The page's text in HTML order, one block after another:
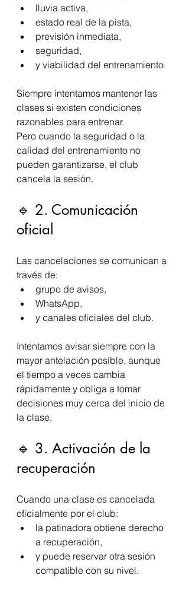
lluvia activa,
estado real de la pista,
previsión inmediata,
seguridad,
y viabilidad del entrenamiento.
Siempre intentamos mantener las
clases si existen condiciones
razonables para entrenar.
Pero cuando la seguridad o la
calidad del entrenamiento no
pueden garantizarse, el club
cancela la sesión.
🔹 2. Comunicación
oficial
Las cancelaciones se comunican a
través de:
grupo de avisos,
WhatsApp,
y canales oficiales del club.
Intentamos avisar siempre con la
mayor antelación posible, aunque
el tiempo a veces cambia
rápidamente y obliga a tomar
decisiones muy cerca del inicio de
la clase.
🔹 3. Activación de la
recuperación
Cuando una clase es cancelada
oficialmente por el club:
la patinadora obtiene derecho
a recuperación,
y puede reservar otra sesión
compatible con su nivel.